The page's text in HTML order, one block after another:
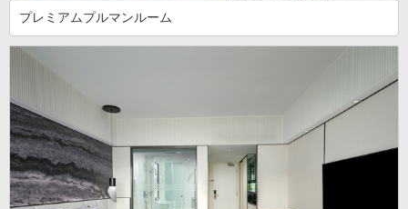
プレミアムプルマンルーム